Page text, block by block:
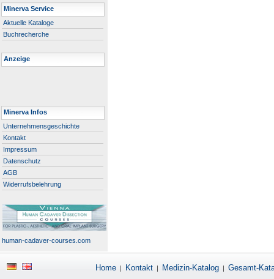
Minerva Service
Aktuelle Kataloge
Buchrecherche
Anzeige
Minerva Infos
Unternehmensgeschichte
Kontakt
Impressum
Datenschutz
AGB
Widerrufsbelehrung
human-cadaver-courses.com
Home | Kontakt | Medizin-Katalog | Gesamt-